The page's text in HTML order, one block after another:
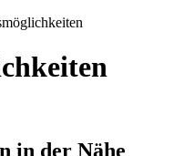
in der Nähe